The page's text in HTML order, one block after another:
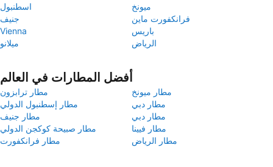
اسطنبول
ميونخ
جنيف
فرانكفورت ماين
Vienna
باريس
ميلانو
الرياض
أفضل المطارات في العالم
مطار ترابزون
مطار ميونخ
مطار إسطنبول الدولي
مطار دبي
مطار جنيف
مطار دبي
مطار صبيحة كوكجن الدولي
مطار فيينا
مطار فرانكفورت
مطار الرياض